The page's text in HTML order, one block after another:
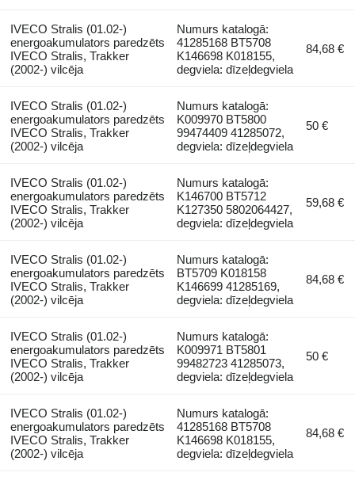
IVECO Stralis (01.02-)
energoakumulators paredzēts
IVECO Stralis, Trakker
(2002-) vilcēja
Numurs katalogā:
41285168 BT5708
K146698 K018155,
degviela: dīzeļdegviela
84,68 €
IVECO Stralis (01.02-)
energoakumulators paredzēts
IVECO Stralis, Trakker
(2002-) vilcēja
Numurs katalogā:
K009970 BT5800
99474409 41285072,
degviela: dīzeļdegviela
50 €
IVECO Stralis (01.02-)
energoakumulators paredzēts
IVECO Stralis, Trakker
(2002-) vilcēja
Numurs katalogā:
K146700 BT5712
K127350 5802064427,
degviela: dīzeļdegviela
59,68 €
IVECO Stralis (01.02-)
energoakumulators paredzēts
IVECO Stralis, Trakker
(2002-) vilcēja
Numurs katalogā:
BT5709 K018158
K146699 41285169,
degviela: dīzeļdegviela
84,68 €
IVECO Stralis (01.02-)
energoakumulators paredzēts
IVECO Stralis, Trakker
(2002-) vilcēja
Numurs katalogā:
K009971 BT5801
99482723 41285073,
degviela: dīzeļdegviela
50 €
IVECO Stralis (01.02-)
energoakumulators paredzēts
IVECO Stralis, Trakker
(2002-) vilcēja
Numurs katalogā:
41285168 BT5708
K146698 K018155,
degviela: dīzeļdegviela
84,68 €